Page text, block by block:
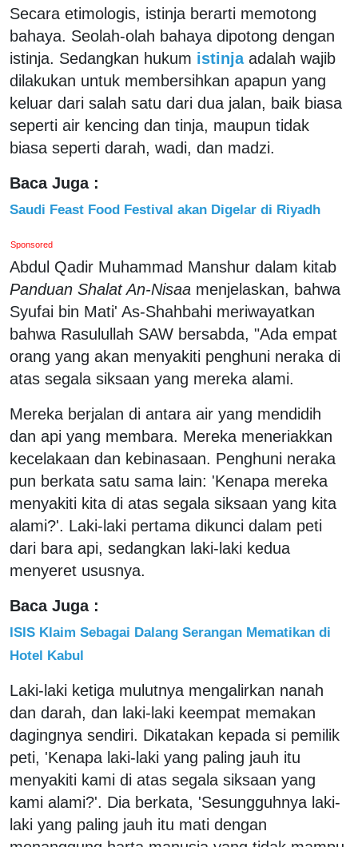
Secara etimologis, istinja berarti memotong
bahaya. Seolah-olah bahaya dipotong dengan
istinja. Sedangkan hukum istinja adalah wajib
dilakukan untuk membersihkan apapun yang
keluar dari salah satu dari dua jalan, baik biasa
seperti air kencing dan tinja, maupun tidak
biasa seperti darah, wadi, dan madzi.
Baca Juga :
Saudi Feast Food Festival akan Digelar di Riyadh
Sponsored
Abdul Qadir Muhammad Manshur dalam kitab
Panduan Shalat An-Nisaa menjelaskan, bahwa
Syufai bin Mati' As-Shahbahi meriwayatkan
bahwa Rasulullah SAW bersabda, "Ada empat
orang yang akan menyakiti penghuni neraka di
atas segala siksaan yang mereka alami.
Mereka berjalan di antara air yang mendidih
dan api yang membara. Mereka meneriakkan
kecelakaan dan kebinasaan. Penghuni neraka
pun berkata satu sama lain: 'Kenapa mereka
menyakiti kita di atas segala siksaan yang kita
alami?'. Laki-laki pertama dikunci dalam peti
dari bara api, sedangkan laki-laki kedua
menyeret ususnya.
Baca Juga :
ISIS Klaim Sebagai Dalang Serangan Mematikan di
Hotel Kabul
Laki-laki ketiga mulutnya mengalirkan nanah
dan darah, dan laki-laki keempat memakan
dagingnya sendiri. Dikatakan kepada si pemilik
peti, 'Kenapa laki-laki yang paling jauh itu
menyakiti kami di atas segala siksaan yang
kami alami?'. Dia berkata, 'Sesungguhnya laki-
laki yang paling jauh itu mati dengan